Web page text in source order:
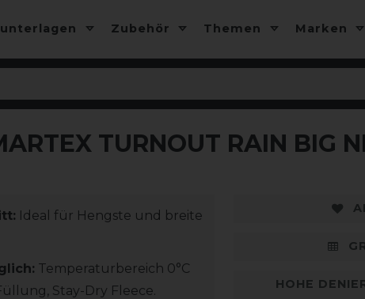
Zubehör Themen Marken
TURNOUT RAIN BIG
Ideal für Hengste und breite
Temperaturbereich 0°C
Stay-Dry Fleece.
HOHE